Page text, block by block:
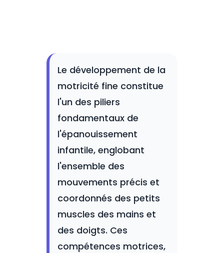
Le développement de la
motricité fine constitue
l'un des piliers
fondamentaux de
l'épanouissement
infantile, englobant
l'ensemble des
mouvements précis et
coordonnés des petits
muscles des mains et
des doigts. Ces
compétences motrices,